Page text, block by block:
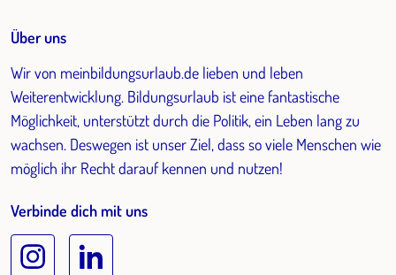
Über uns
Wir von meinbildungsurlaub.de lieben und leben
Weiterentwicklung. Bildungsurlaub ist eine fantastische
Möglichkeit, unterstützt durch die Politik, ein Leben lang zu
wachsen. Deswegen ist unser Ziel, dass so viele Menschen wie
möglich ihr Recht darauf kennen und nutzen!
Verbinde dich mit uns